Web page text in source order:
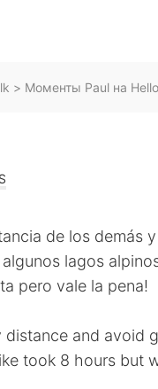
> Моменты Paul на
de los demás
lagos
pero vale la pena!
distance and avoid
took 8 hours but